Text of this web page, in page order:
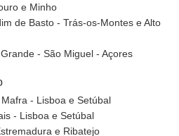
e Minho
de Basto - Trás-os-Montes e Alto
- São Miguel - Açores
- Lisboa e Setúbal
- Lisboa e Setúbal
e Ribatejo